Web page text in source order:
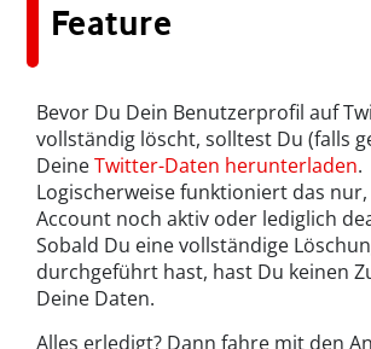
Feature
Bevor Du Dein Benutzerprofil auf
vollständig löscht, solltest Du (falls
DeineTwitter-Daten herunterladen.
Logischerweise funktioniert das
Account noch aktiv oder lediglich
Sobald Du eine vollständige
durchgeführt hast, hast Du keinen
Deine Daten.
Alles erledigt? Dann fahre mit den